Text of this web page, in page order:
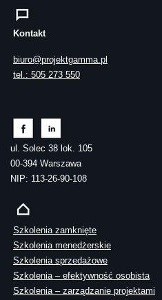
Kontakt
biuro@projektgamma.pl
tel.: 505 273 550
ul. Solec 38 lok. 105
00-394 Warszawa
NIP: 113-26-90-108
Szkolenia zamknięte
Szkolenia menedżerskie
Szkolenia sprzedażowe
Szkolenia – efektywność osobista
Szkolenia – zarządzanie projektami